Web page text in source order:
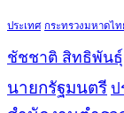
ประเทศ กระทรวงมหาดไท
ชัชชาติ สิทธิพันธุ์
นายกรัฐมนตรี ป